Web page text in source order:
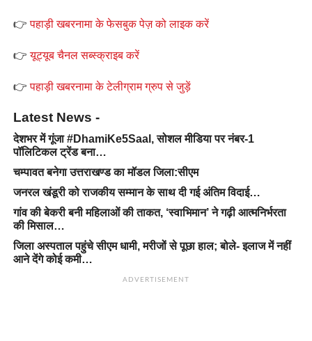
👉पहाड़ी खबरनामा के फेसबुक पेज़ को लाइक करें
👉यूट्यूब चैनल सब्स्क्राइब करें
👉पहाड़ी खबरनामा के टेलीग्राम ग्रुप से जुड़ें
Latest News -
देशभर में गूंजा #DhamiKe5Saal, सोशल मीडिया पर नंबर-1
पॉलिटिकल ट्रेंड बना…
चम्पावत बनेगा उत्तराखण्ड का मॉडल जिला:सीएम
जनरल खंडूरी को राजकीय सम्मान के साथ दी गई अंतिम विदाई…
गांव की बेकरी बनी महिलाओं की ताकत, ‘स्वाभिमान’ ने गढ़ी आत्मनिर्भरता
की मिसाल…
जिला अस्पताल पहुंचे सीएम धामी, मरीजों से पूछा हाल; बोले- इलाज में नहीं
आने देंगे कोई कमी…
ADVERTISEMENT